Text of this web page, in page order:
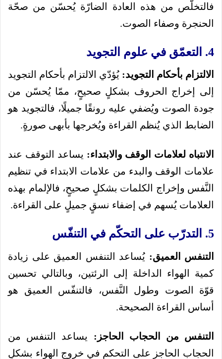
فالتخلّص من هذه العادة الضارّة يُحسّن من صحّة
الحنجرة وصفاء الصوت.
4. التعمّق في علوم التجويد
الالتزام بأحكام التجويد: يُؤدّي الالتزام بأحكام التجويد
إلى إخراج الحروف بشكلٍ صحيحٍ، ممّا يُحسّن من
جودة الصوت ويُضفي عليه رونقًا جميلًا، فالتجويد هو
الضابط الذي يُنظم القراءة ويُخرجها بأبهى صورةٍ.
الانتباه لعلامات الوقف والابتداء: يساعد التوقف عند
علامات الوقف والبدء من علامات الابتداء في تنظيم
النَّفس وإخراج الكلمات بشكلٍ صحيحٍ، فالإلمام بهذه
العلامات يُسهم في إضفاء نسقٍ جميلٍ على القراءة.
5. التدرّب على التحكّم في التنفّس
التنفس العميق: يُساعد التنفس العميق على زيادة
كمية الهواء الداخلة إلى الرئتين، وبالتالي تحسين
قوّة الصوت وطول النَّفس، فالتنفّس العميق هو
أساس القراءة الصحيحة.
التنفس من الحجاب الحاجز: يساعد التنفس من
الحجاب الحاجز على التحكم في خروج الهواء بشكلٍ